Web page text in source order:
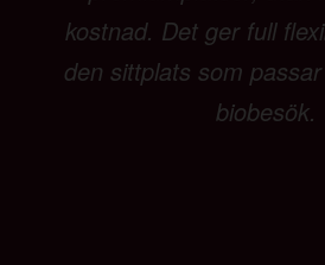
kostnad. Det ger full
den sittplats som
biobesök.